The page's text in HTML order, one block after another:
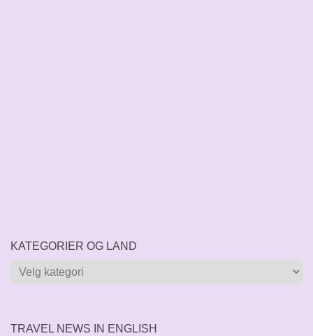
KATEGORIER OG LAND
Kategorier
TRAVEL NEWS IN ENGLISH